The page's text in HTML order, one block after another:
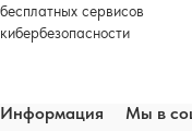
бесплатных сервисов
кибербезопасности
Информация
Мы в